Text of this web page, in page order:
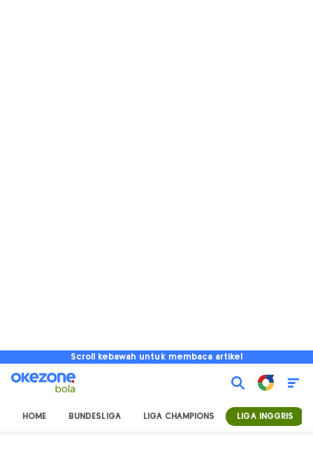
Scroll kebawah untuk membaca artikel
HOME BUNDESLIGA LIGA CHAMPIONS LIGA INGGRIS